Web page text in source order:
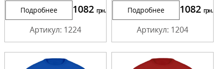
Подробнее 1082 грн.
Артикул: 1224
Подробнее 1082 грн.
Артикул: 1204